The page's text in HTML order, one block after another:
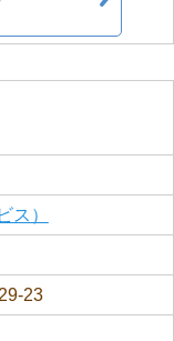
ス）
23